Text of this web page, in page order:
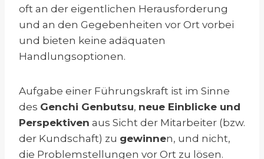
oft an der eigentlichen Herausforderung
und an den Gegebenheiten vor Ort vorbei
und bieten keine adäquaten
Handlungsoptionen.
Aufgabe einer Führungskraft ist im Sinne
des Genchi Genbutsu, neue Einblicke und
Perspektiven aus Sicht der Mitarbeiter (bzw.
der Kundschaft) zu gewinnen, und nicht,
die Problemstellungen vor Ort zu lösen.